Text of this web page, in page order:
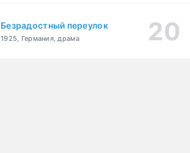
Безрадостный переулок
1925, Германия, драма